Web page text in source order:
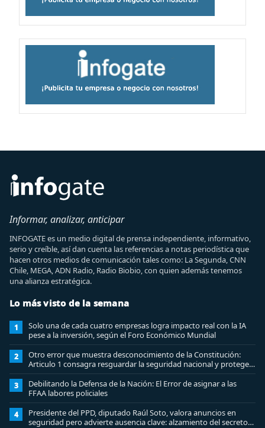
Informar, analizar, anticipar
INFOGATE es un medio digital de prensa independiente, informativo,
serio y creíble, así dan cuenta las referencias a notas periodística que
hacen otros medios de comunicación tales como: La Segunda, CNN
Chile, MEGA, ADN Radio, Radio Biobio, con quien además tenemos
una alianza estratégica.
Lo más visto de la semana
1
Solo una de cada cuatro empresas logra impacto real con la IA
pese a la inversión, según el Foro Económico Mundial
2
Otro error que muestra desconocimiento de la Constitución:
Articulo 1 consagra resguardar la seguridad nacional y proteger
a los ciudadanos
3
Debilitando la Defensa de la Nación: El Error de asignar a las
FFAA labores policiales
4
Presidente del PPD, diputado Raúl Soto, valora anuncios en
seguridad pero advierte ausencia clave: alzamiento del secreto